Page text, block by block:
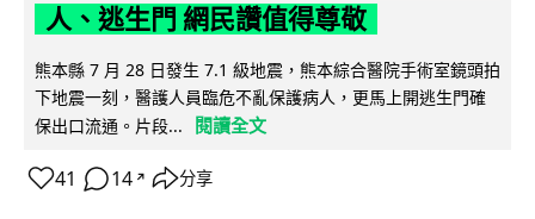
人、逃生門 網民讚值得尊敬
熊本縣 7 月 28 日發生 7.1 級地震，熊本綜合醫院手術室鏡頭拍
下地震一刻，醫護人員臨危不亂保護病人，更馬上開逃生門確
保出口流通。片段...
閱讀全文
41 14 ↗ 分享